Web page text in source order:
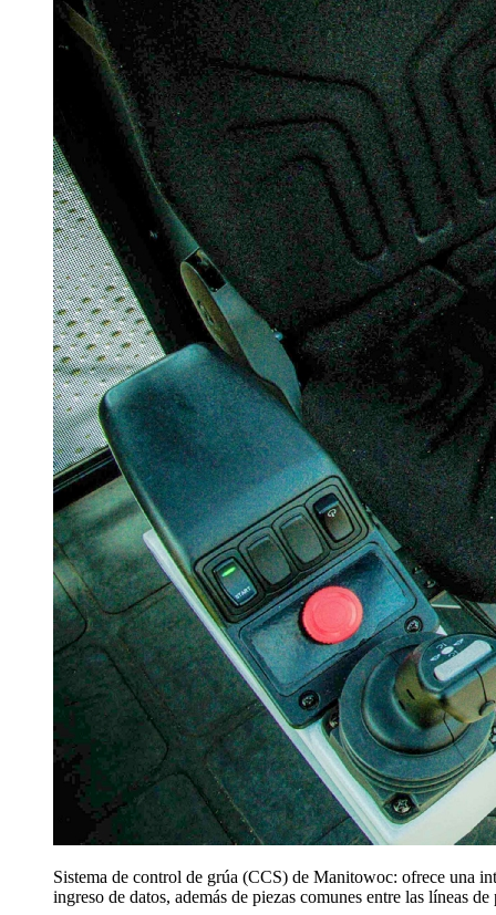
Sistema de control de grúa (CCS) de Manitowoc: ofrece una
ingreso de datos, además de piezas comunes entre las líneas